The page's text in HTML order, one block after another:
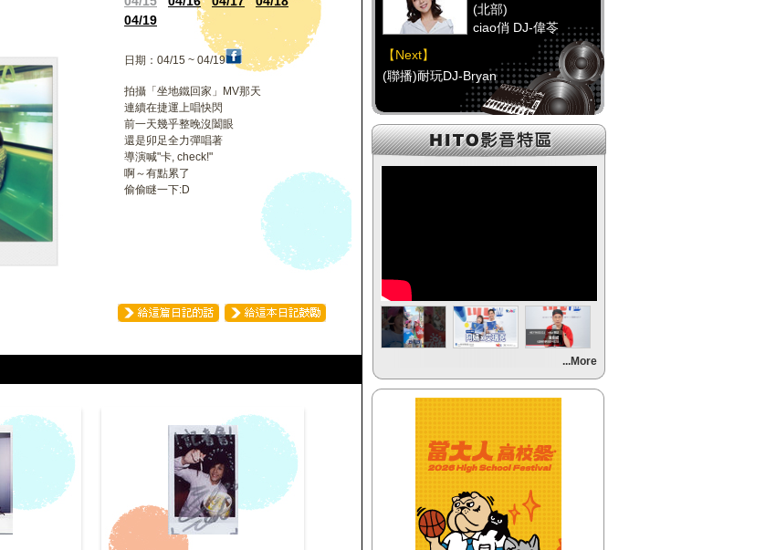
04/19
日期：04/15 ~ 04/19
拍攝「坐地鐵回家」MV那天
連續在捷運上唱快閃
前一天幾乎整晚沒闔眼
還是卯足全力彈唱著
導演喊"卡, check!"
啊～有點累了
偷偷瞇一下:D
好康報報 最新優惠訊息都在這！
(北部)
ciao俏 DJ-偉苓
【Next】
(聯播)耐玩DJ-Bryan
【HitFm正在進行】
(中部)
(南部)
POP大國民-邱世卿
【Next】
(宜蘭)
POP大國民-邱世卿
(聯播)耐玩DJ-Bryan
...More